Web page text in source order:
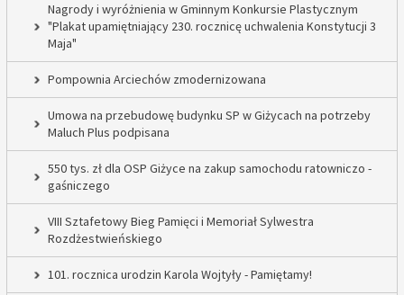
Nagrody i wyróżnienia w Gminnym Konkursie Plastycznym
"Plakat upamiętniający 230. rocznicę uchwalenia Konstytucji 3
Maja"
Pompownia Arciechów zmodernizowana
Umowa na przebudowę budynku SP w Giżycach na potrzeby
Maluch Plus podpisana
550 tys. zł dla OSP Giżyce na zakup samochodu ratowniczo -
gaśniczego
VIII Sztafetowy Bieg Pamięci i Memoriał Sylwestra
Rozdżestwieńskiego
101. rocznica urodzin Karola Wojtyły - Pamiętamy!